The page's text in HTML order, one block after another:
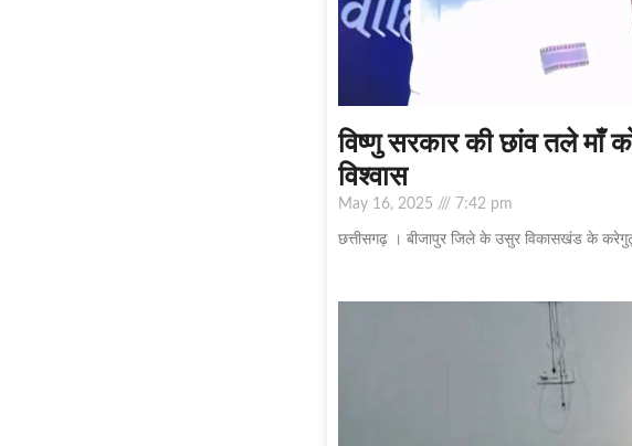
विष्णु सरकार की छांव तले माँ
विश्वास
May 16, 2025 7:42 pm
छत्तीसगढ़ । बीजापुर जिले के उसुर विकासखंड के